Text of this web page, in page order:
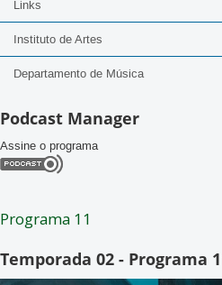
Links
Instituto de Artes
Departamento de Música
Podcast Manager
Assine o programa
Programa 11
Temporada 02 - Programa